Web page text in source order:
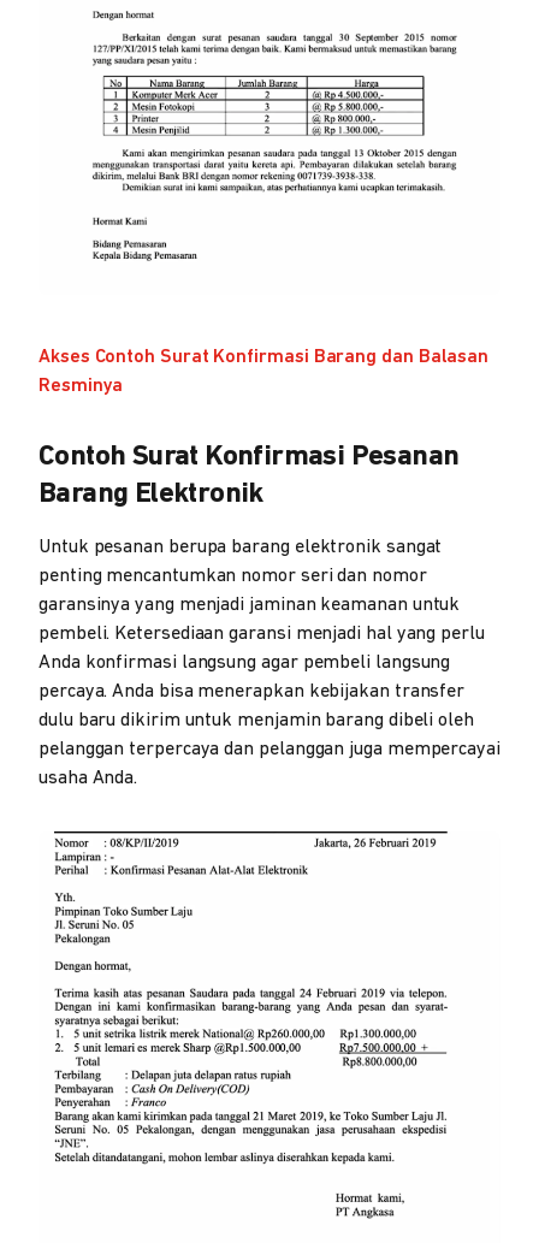
Akses Contoh Surat Konfirmasi Barang dan Balasan
Resminya
Contoh Surat Konfirmasi Pesanan
Barang Elektronik
Untuk pesanan berupa barang elektronik sangat
penting mencantumkan nomor seri dan nomor
garansinya yang menjadi jaminan keamanan untuk
pembeli. Ketersediaan garansi menjadi hal yang perlu
Anda konfirmasi langsung agar pembeli langsung
percaya. Anda bisa menerapkan kebijakan transfer
dulu baru dikirim untuk menjamin barang dibeli oleh
pelanggan terpercaya dan pelanggan juga mempercayai
usaha Anda.